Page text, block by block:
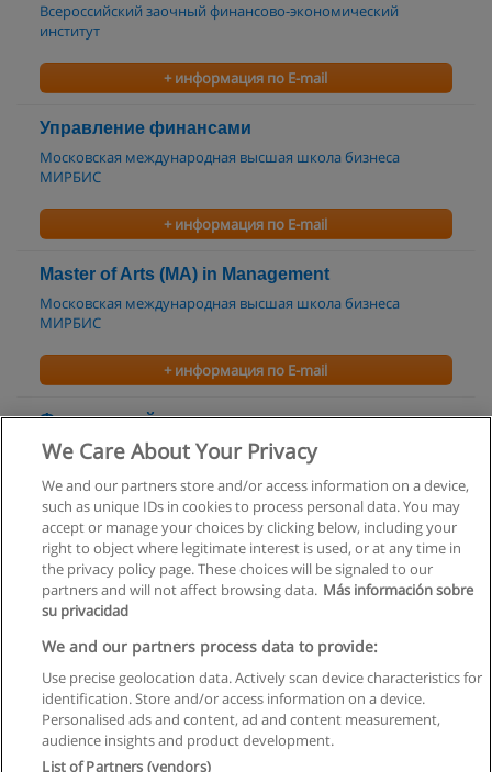
Всероссийский заочный финансово-экономический
институт
+ информация по E-mail
Управление финансами
Московская международная высшая школа бизнеса
МИРБИС
+ информация по E-mail
Master of Arts (MA) in Management
Московская международная высшая школа бизнеса
МИРБИС
+ информация по E-mail
Финансовый менеджмент
Московская международная высшая школа бизнеса
+ информация по E-mail
Правила пользования
Конфиденциальность информации
Напишите Educaedu
We Care About Your Privacy
We and our partners store and/or access information on a device,
such as unique IDs in cookies to process personal data. You may
accept or manage your choices by clicking below, including your
right to object where legitimate interest is used, or at any time in
the privacy policy page. These choices will be signaled to our
partners and will not affect browsing data. Más información sobre
su privacidad
We and our partners process data to provide:
Use precise geolocation data. Actively scan device characteristics for
identification. Store and/or access information on a device.
Personalised ads and content, ad and content measurement,
audience insights and product development.
List of Partners (vendors)